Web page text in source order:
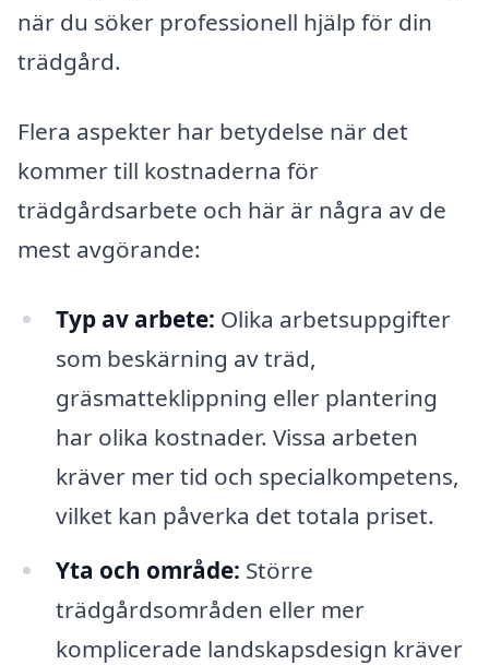
när du söker professionell hjälp för din
trädgård.
Flera aspekter har betydelse när det
kommer till kostnaderna för
trädgårdsarbete och här är några av de
mest avgörande:
Typ av arbete: Olika arbetsuppgifter
som beskärning av träd,
gräsmatteklippning eller plantering
har olika kostnader. Vissa arbeten
kräver mer tid och specialkompetens,
vilket kan påverka det totala priset.
Yta och område: Större
trädgårdsområden eller mer
komplicerade landskapsdesign kräver